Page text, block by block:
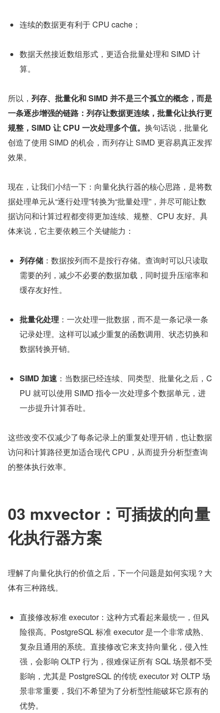
连续的数据更有利于 CPU cache；
数据天然接近数组形式，更适合批量处理和 SIMD 计
算。
所以， 列存、批量化和 SIMD 并不是三个孤立的概念，而是
一条逐步增强的链路：列存让数据更连续，批量化让执行更
规整，SIMD 让 CPU 一次处理多个值。 换句话说，批量化
创造了使用 SIMD 的机会，而列存让 SIMD 更容易真正发挥
效果。
现在，让我们小结一下：向量化执行器的核心思路，是将数
据处理单元从“逐行处理”转换为“批量处理”，并尽可能让数
据访问和计算过程都变得更加连续、规整、CPU 友好。具
体来说，它主要依赖三个关键能力：
列存储 ：数据按列而不是按行存储。查询时可以只读取
需要的列，减少不必要的数据加载，同时提升压缩率和
缓存友好性。
批量化处理 ：一次处理一批数据，而不是一条记录一条
记录处理。这样可以减少重复的函数调用、状态切换和
数据转换开销。
SIMD 加速 ：当数据已经连续、同类型、批量化之后，C
PU 就可以使用 SIMD 指令一次处理多个数据单元，进
一步提升计算吞吐。
这些改变不仅减少了每条记录上的重复处理开销，也让数据
访问和计算路径更加适合现代 CPU，从而提升分析型查询
的整体执行效率。
03 mxvector：可插拔的向量
化执行器方案
理解了向量化执行的价值之后，下一个问题是如何实现？大
体有三种路线。
直接修改标准 executor：这种方式看起来最统一，但风
险很高。PostgreSQL 标准 executor 是一个非常成熟、
复杂且通用的系统。直接修改它来支持向量化，侵入性
强，会影响 OLTP 行为，很难保证所有 SQL 场景都不受
影响，尤其是 PostgreSQL 的传统 executor 对 OLTP 场
景非常重要，我们不希望为了分析型性能破坏它原有的
优势。